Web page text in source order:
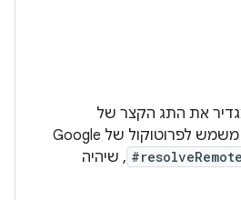
את התג הקצר של
משמש לפרוטוקול של Google
, שיהיה